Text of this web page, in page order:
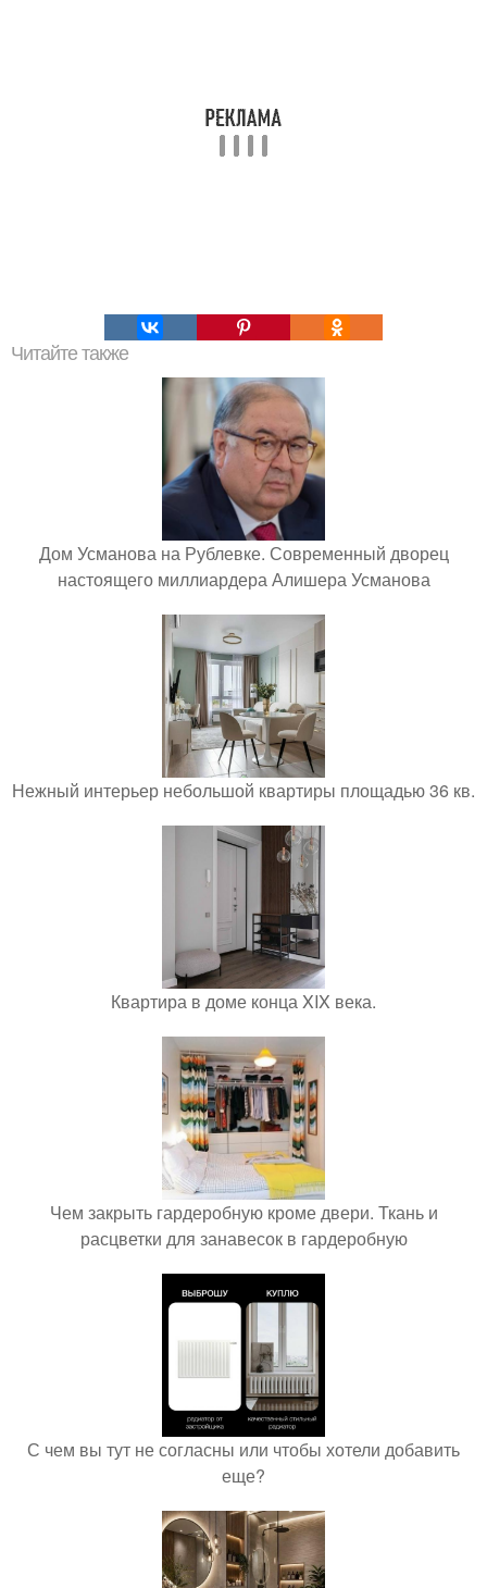
Читайте также
Дом Усманова на Рублевке. Современный дворец
настоящего миллиардера Алишера Усманова
Нежный интерьер небольшой квартиры площадью 36 кв.
Квартира в доме конца XIX века.
Чем закрыть гардеробную кроме двери. Ткань и
расцветки для занавесок в гардеробную
С чем вы тут не согласны или чтобы хотели добавить
еще?